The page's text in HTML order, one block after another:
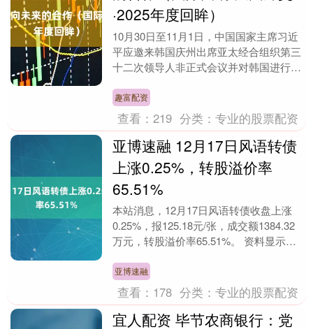
·2025年度回眸）
10月30日至11月1日，中国国家主席习近
平应邀来韩国庆州出席亚太经合组织第三
十二次领导人非正式会议并对韩国进行国
平主席举行....
趣富配资
查看：219 分类：专业的股票配资
亚博速融 12月17日风语转债
上涨0.25%，转股溢价率
65.51%
本站消息，12月17日风语转债收盘上涨
0.25%，报125.18元/张，成交额1384.32
万元，转股溢价率65.51%。 资料显示，
亚博速融
查看： 178 分类：专业的股票配资
宜人配资 毕节农商银行：党